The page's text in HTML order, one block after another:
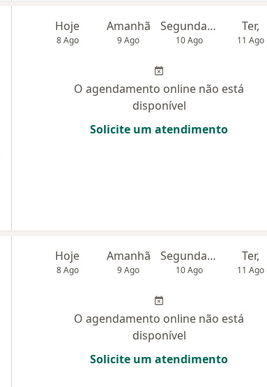
Hoje
8 Ago
Amanhã
9 Ago
Segunda-feira
10 Ago
Ter,
11 Ago
O agendamento online não está
disponível
Solicite um atendimento
Hoje
8 Ago
Amanhã
9 Ago
Segunda-feira
10 Ago
Ter,
11 Ago
O agendamento online não está
disponível
Solicite um atendimento